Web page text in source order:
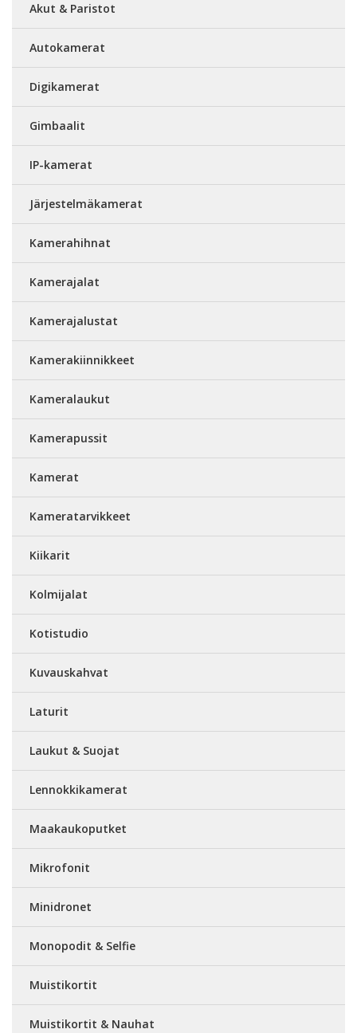
Akut & Paristot
Autokamerat
Digikamerat
Gimbaalit
IP-kamerat
Järjestelmäkamerat
Kamerahihnat
Kamerajalat
Kamerajalustat
Kamerakiinnikkeet
Kameralaukut
Kamerapussit
Kamerat
Kameratarvikkeet
Kiikarit
Kolmijalat
Kotistudio
Kuvauskahvat
Laturit
Laukut & Suojat
Lennokkikamerat
Maakaukoputket
Mikrofonit
Minidronet
Monopodit & Selfie
Muistikortit
Muistikortit & Nauhat